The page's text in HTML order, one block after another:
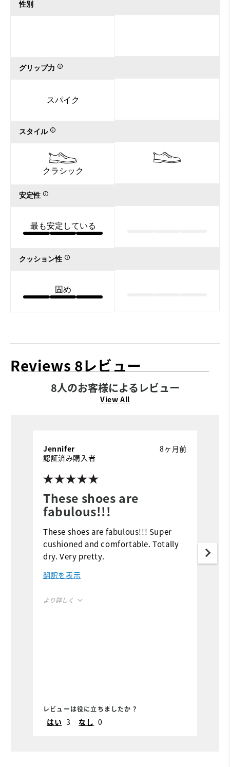
性別
グリップ力
スパイク
スタイル
クラシック
安定性
最も安定している
クッション性
固め
Reviews 8レビュー
8人のお客様によるレビュー
View All
These shoes are
fabulous!!!
8ヶ月前
Jennifer
認証済み購入者
These shoes are fabulous!!! Super
cushioned and comfortable. Totally
dry. Very pretty.
翻訳を表示
より詳しく
レビューは役に立ちましたか？
はい 3 なし 0